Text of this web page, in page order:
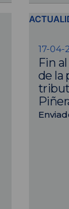
17-04-
Fin
de la